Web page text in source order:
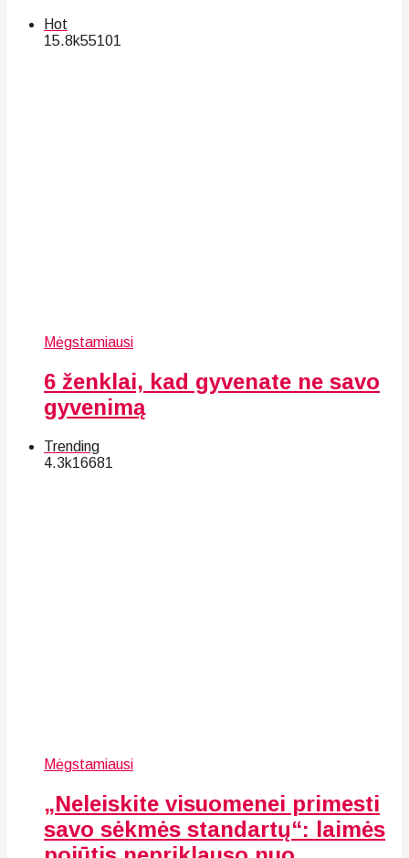
Hot
15.8k55101
Mėgstamiausi
6 ženklai, kad gyvenate ne savo
gyvenimą
Trending
4.3k16681
Mėgstamiausi
„Neleiskite visuomenei primesti
savo sėkmės standartų“: laimės